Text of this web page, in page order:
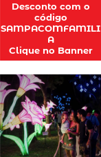
Desconto com o
código
SAMPACOMFAMILI
A
Clique no Banner